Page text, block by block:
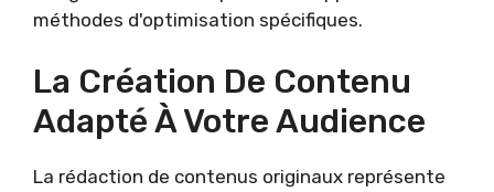
méthodes d'optimisation spécifiques.
La Création De Contenu
Adapté À Votre Audience
La rédaction de contenus originaux représente